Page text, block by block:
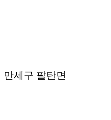
만세구 팔탄면